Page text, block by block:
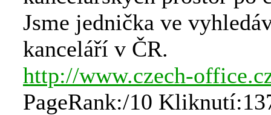
Jsme jednička ve
kanceláří v ČR.
http://www.czech-
PageRank:/10